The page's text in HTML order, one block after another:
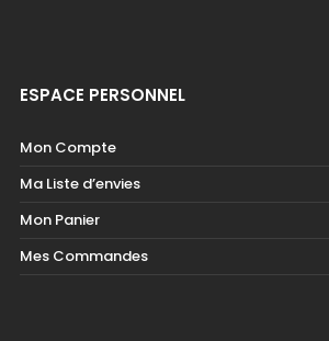
ESPACE PERSONNEL
Mon Compte
Ma Liste d’envies
Mon Panier
Mes Commandes